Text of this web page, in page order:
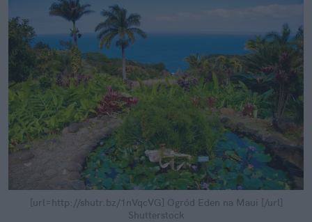
[url=http://shutr.bz/1nVqcVG] Ogród Eden na Maui [/url]
Shutterstock